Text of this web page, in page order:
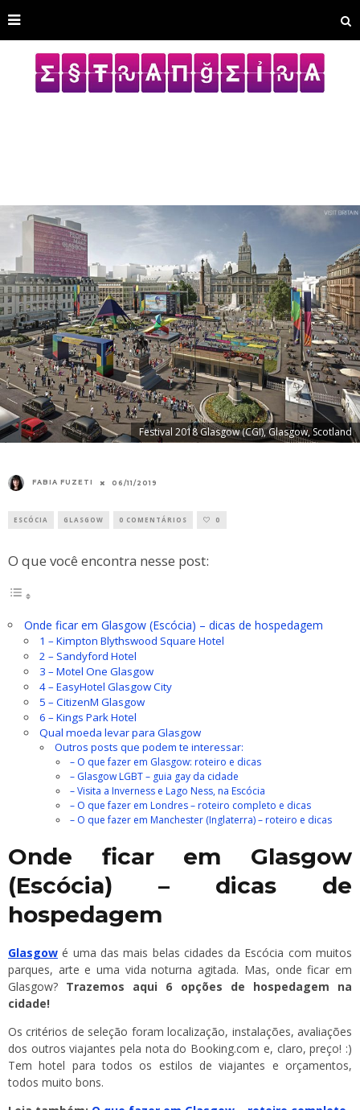
Festival 2018 Glasgow (CGI), Glasgow, Scotland
FABIA FUZETI 06/11/2019
ESCÓCIA GLASGOW 0 COMENTÁRIOS 0
O que você encontra nesse post:
Onde ficar em Glasgow (Escócia) – dicas de hospedagem
1 – Kimpton Blythswood Square Hotel
2 – Sandyford Hotel
3 – Motel One Glasgow
4 – EasyHotel Glasgow City
5 – CitizenM Glasgow
6 – Kings Park Hotel
Qual moeda levar para Glasgow
Outros posts que podem te interessar:
– O que fazer em Glasgow: roteiro e dicas
– Glasgow LGBT – guia gay da cidade
– Visita a Inverness e Lago Ness, na Escócia
– O que fazer em Londres – roteiro completo e dicas
– O que fazer em Manchester (Inglaterra) – roteiro e dicas
Onde ficar em Glasgow
(Escócia) – dicas de
hospedagem
Glasgow é uma das mais belas cidades da Escócia com muitos
parques, arte e uma vida noturna agitada. Mas, onde ficar em
Glasgow? Trazemos aqui 6 opções de hospedagem na
cidade!
Os critérios de seleção foram localização, instalações, avaliações
dos outros viajantes pela nota do Booking.com e, claro, preço! :)
Tem hotel para todos os estilos de viajantes e orçamentos,
todos muito bons.